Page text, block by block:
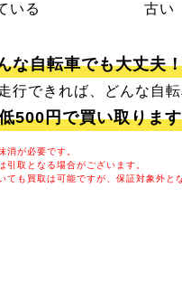
いる 古い
な自転車でも大丈夫
行できれば、どんな自転
500円で買い取ります
消が必要です。
引取となる場合がございます。
ても買取は可能ですが、保証対象外と